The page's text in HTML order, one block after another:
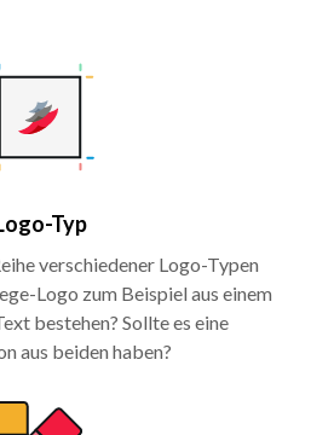
Typ
verschiedener Logo-Typen
Logo zum Beispiel aus einem
bestehen? Sollte es eine
aus beiden haben?